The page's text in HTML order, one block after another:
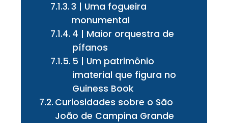
3 | Uma fogueira
monumental
4 | Maior orquestra de
pífanos
5 | Um patrimônio
imaterial que figura no
Guiness Book
Curiosidades sobre o São
João de Campina Grande